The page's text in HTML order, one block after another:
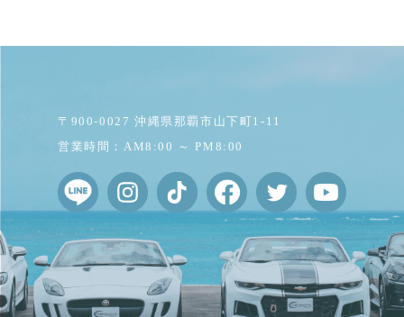
〒900-0027 沖縄県那覇市山下町1-11
営業時間：AM8:00 ～ PM8:00